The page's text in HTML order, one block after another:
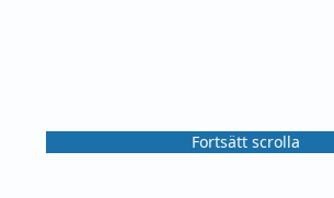
Fortsätt scrolla